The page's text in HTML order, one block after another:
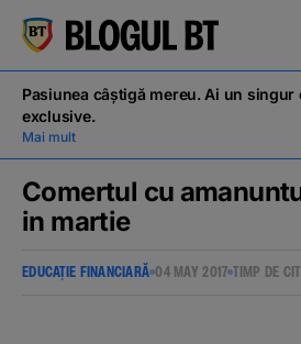
кириллица
Pasiunea câștigă mereu. Ai un singur
exclusive.
Mai mult
Comertul cu
in martie
EDUCAȚIE FINANCIARĂ 04 MAY 2017 TIMP DE